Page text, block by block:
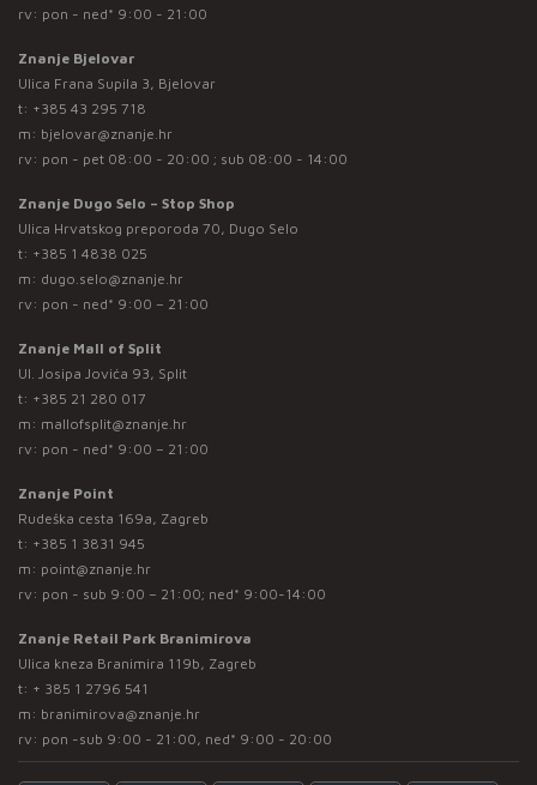
rv: pon - ned* 9:00 - 21:00
Znanje Bjelovar
Ulica Frana Supila 3, Bjelovar
t: +385 43 295 718
m: bjelovar@znanje.hr
rv: pon - pet 08:00 - 20:00 ; sub 08:00 - 14:00
Znanje Dugo Selo – Stop Shop
Ulica Hrvatskog preporoda 70, Dugo Selo
t: +385 1 4838 025
m: dugo.selo@znanje.hr
rv: pon - ned* 9:00 – 21:00
Znanje Mall of Split
Ul. Josipa Jovića 93, Split
t: +385 21 280 017
m: mallofsplit@znanje.hr
rv: pon - ned* 9:00 – 21:00
Znanje Point
Rudeška cesta 169a, Zagreb
t: +385 1 3831 945
m: point@znanje.hr
rv: pon - sub 9:00 – 21:00; ned* 9:00-14:00
Znanje Retail Park Branimirova
Ulica kneza Branimira 119b, Zagreb
t: + 385 1 2796 541
m: branimirova@znanje.hr
rv: pon -sub 9:00 - 21:00, ned* 9:00 - 20:00